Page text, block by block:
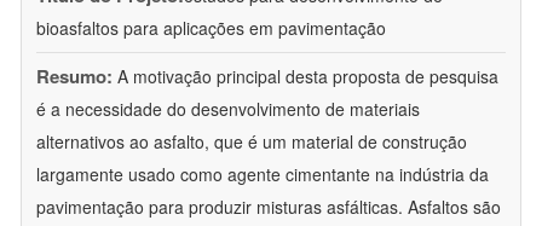
bioasfaltos para aplicações em pavimentação
Resumo: A motivação principal desta proposta de pesquisa
é a necessidade do desenvolvimento de materiais
alternativos ao asfalto, que é um material de construção
largamente usado como agente cimentante na indústria da
pavimentação para produzir misturas asfálticas. Asfaltos são